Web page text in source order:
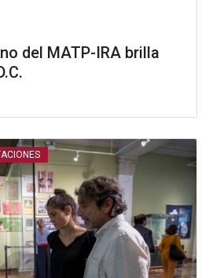
del MATP-IRA brilla